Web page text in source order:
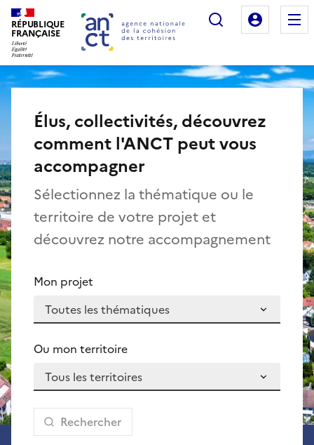
RÉPUBLIQUE
FRANÇAISE Agence nationale de la cohésion des
Rechercher
Mon
Élus, collectivités, découvrez
comment l'ANCT peut vous
accompagner
Sélectionnez la thématique ou le
territoire de votre projet et
découvrez notre accompagnement
Mon projet
Ou mon territoire
Rechercher